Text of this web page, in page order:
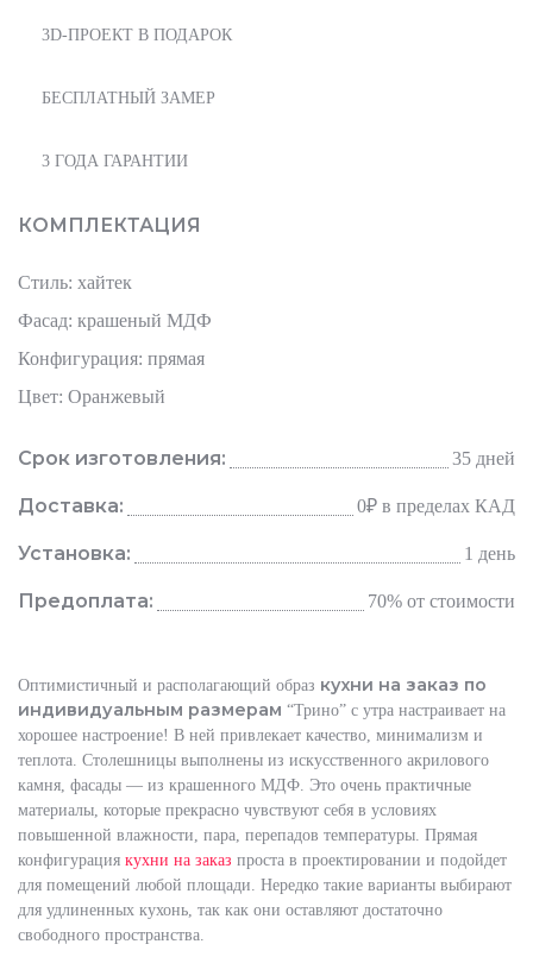
3D-ПРОЕКТ В ПОДАРОК
БЕСПЛАТНЫЙ ЗАМЕР
3 ГОДА ГАРАНТИИ
КОМПЛЕКТАЦИЯ
Стиль: хайтек
Фасад: крашеный МДФ
Конфигурация: прямая
Цвет: Оранжевый
Срок изготовления: 35 дней
Доставка: 0₽ в пределах КАД
Установка: 1 день
Предоплата: 70% от стоимости
Оптимистичный и располагающий образ кухни на заказ по
индивидуальным размерам “Трино” с утра настраивает на
хорошее настроение! В ней привлекает качество, минимализм и
теплота. Столешницы выполнены из искусственного акрилового
камня, фасады — из крашенного МДФ. Это очень практичные
материалы, которые прекрасно чувствуют себя в условиях
повышенной влажности, пара, перепадов температуры. Прямая
конфигурация кухни на заказ проста в проектировании и подойдет
для помещений любой площади. Нередко такие варианты выбирают
для удлиненных кухонь, так как они оставляют достаточно
свободного пространства.